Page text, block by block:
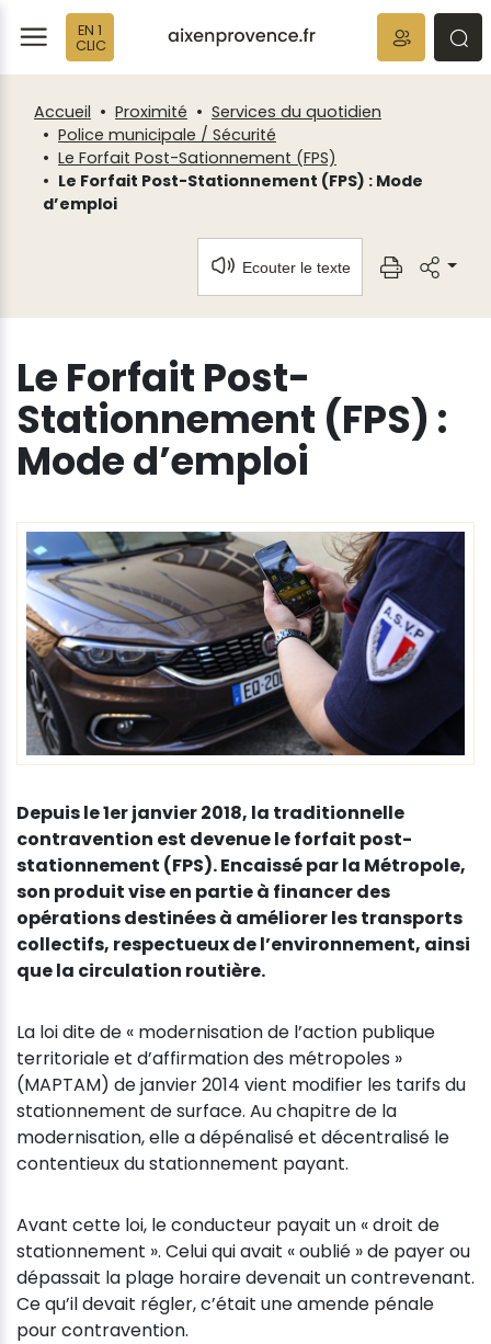
EN 1
CLIC
Accueil Proximité
Services du quotidien
Police municipale / Sécurité
Le Forfait Post-Sationnement (FPS)
Le Forfait Post-Stationnement (FPS) : Mode
d’emploi
Ecouter le texte
Le Forfait Post-
Stationnement (FPS) :
Mode d’emploi
Depuis le 1er janvier 2018, la traditionnelle
contravention est devenue le forfait post-
stationnement (FPS). Encaissé par la Métropole,
son produit vise en partie à financer des
opérations destinées à améliorer les transports
collectifs, respectueux de l’environnement, ainsi
que la circulation routière.
La loi dite de « modernisation de l’action publique
territoriale et d’affirmation des métropoles »
(MAPTAM) de janvier 2014 vient modifier les tarifs du
stationnement de surface. Au chapitre de la
modernisation, elle a dépénalisé et décentralisé le
contentieux du stationnement payant.
Avant cette loi, le conducteur payait un « droit de
stationnement ». Celui qui avait « oublié » de payer ou
dépassait la plage horaire devenait un contrevenant.
Ce qu’il devait régler, c’était une amende pénale
pour contravention.
Fenêtre
de
chat
Panneau de gestion des cookies